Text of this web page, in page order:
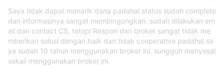
Saya tidak dapat menarik dana padahal status sudah complete
dan informasinya sangat membingungkan. sudah dilakukan em
ail dan contact CS, tetapi Respon dari broker sangat tidak me
mberikan solusi dengan baik dan tidak cooperative padahal sa
ya sudah 10 tahun menggunakan broker ini. sungguh menyesal
sekali menggunakan broker ini.